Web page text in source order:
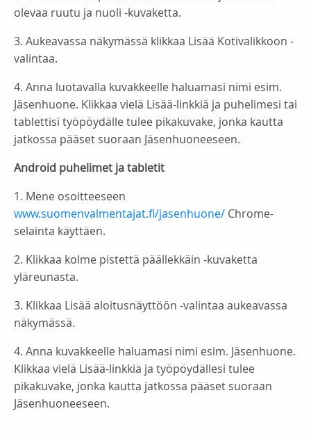
olevaa ruutu ja nuoli -kuvaketta.
3. Aukeavassa näkymässä klikkaa Lisää Kotivalikkoon -
valintaa.
4. Anna luotavalla kuvakkeelle haluamasi nimi esim.
Jäsenhuone. Klikkaa vielä Lisää-linkkiä ja puhelimesi tai
tablettisi työpöydälle tulee pikakuvake, jonka kautta
jatkossa pääset suoraan Jäsenhuoneeseen.
Android puhelimet ja tabletit
1. Mene osoitteeseen
www.suomenvalmentajat.fi/jasenhuone/ Chrome-
selainta käyttäen.
2. Klikkaa kolme pistettä päällekkäin -kuvaketta
yläreunasta.
3. Klikkaa Lisää aloitusnäyttöön -valintaa aukeavassa
näkymässä.
4. Anna kuvakkeelle haluamasi nimi esim. Jäsenhuone.
Klikkaa vielä Lisää-linkkiä ja työpöydällesi tulee
pikakuvake, jonka kautta jatkossa pääset suoraan
Jäsenhuoneeseen.